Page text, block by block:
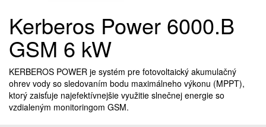
Kerberos Power 6000.B
GSM 6 kW
KERBEROS POWER je systém pre fotovoltaický akumulačný
ohrev vody so sledovaním bodu maximálneho výkonu (MPPT),
ktorý zaisťuje najefektívnejšie využitie slnečnej energie so
vzdialeným monitoringom GSM.